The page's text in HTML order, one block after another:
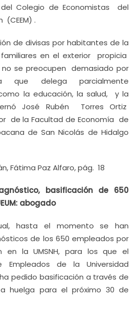
Colegio de Economistas del
(CEEM) .
de divisas por habitantes de la
en el exterior propicia
se preocupen demasiado por
que delega parcialmente
la educación, la salud, y la
José Rubén Torres Ortiz
de la Facultad de Economía de
de San Nicolás de Hidalgo
Fátima Paz Alfaro, pág. 18
basificación de 650
abogado
hasta el momento se han
de los 650 empleados por
en la UMSNH, para los que el
Empleados de la Universidad
ha pedido basificación a través de
huelga para el próximo 30 de